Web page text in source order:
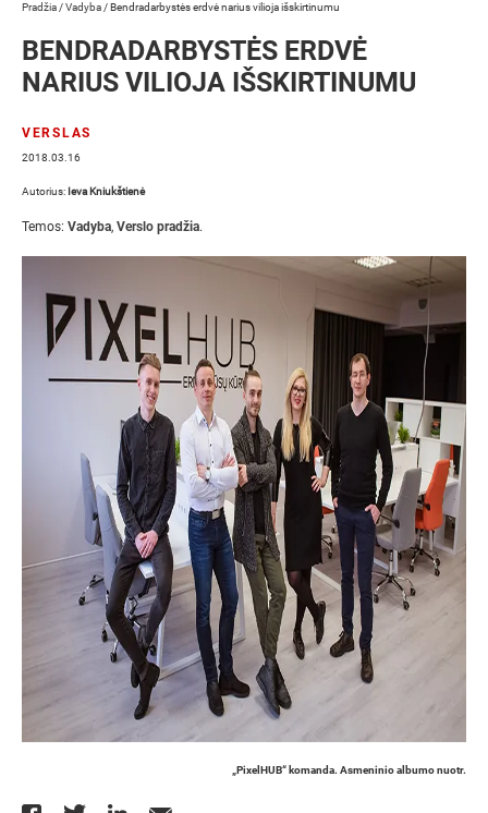
Pradžia /Vadyba /Bendradarbystės erdvė narius vilioja išskirtinumu
BENDRADARBYSTĖS ERDVĖ
NARIUS VILIOJA IŠSKIRTINUMU
VERSLAS
2018.03.16
Autorius: Ieva Kniukštienė
Temos: Vadyba, Verslo pradžia.
„PixelHUB“ komanda. Asmeninio albumo nuotr.